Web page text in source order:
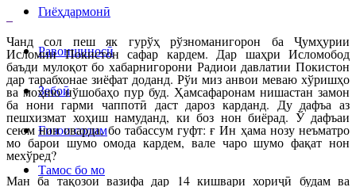
Гиёҳдармонӣ
Равоншиносӣ
Зебоӣ
Ғизои солим
Тамос бо мо
Чанд сол пеш як гурўҳ рўзноманигорон ба Ҷумҳурии
Исломии Покистон сафар кардем. Дар шаҳри Исломобод
баъди мулоқот бо хабарнигорони Радиои давлатии Покистон
дар тарабхонае зиёфат доданд. Рўи миз анвои меваю хўришҳо
ва моҳию нўшобаҳо пур буд. Ҳамсафаронам нишастан замон
ба нони гарми чаппотӣ даст дароз карданд. Ду дафъа аз
пешхизмат хоҳиш намуданд, ки боз нон биёрад. Ў дафъаи
сеюм нон оварда, бо табассум гуфт: ғ Ин ҳама нозу неъматро
мо барои шумо омода кардем, вале чаро шумо фақат нон
мехўред?
Ман ба тақозои вазифа дар 14 кишвари хориҷӣ будам ва